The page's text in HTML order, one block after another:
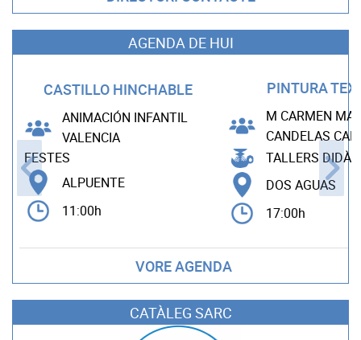
AGENDA DE HUI
CASTILLO HINCHABLE
ANIMACIÓN INFANTIL
VALENCIA
FESTES
ALPUENTE
11:00h
PINTURA
M CARMEN
CANDELAS
TALLERS
DOS AGUAS
17:00h
VORE AGENDA
CATÀLEG SARC